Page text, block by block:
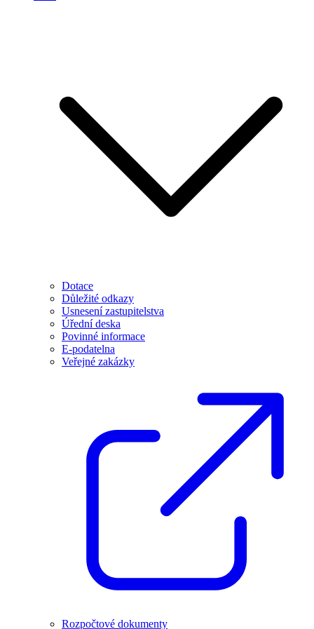
Dotace
Důležité odkazy
Usnesení zastupitelstva
Úřední deska
Povinné informace
E-podatelna
Veřejné zakázky
Rozpočtové dokumenty